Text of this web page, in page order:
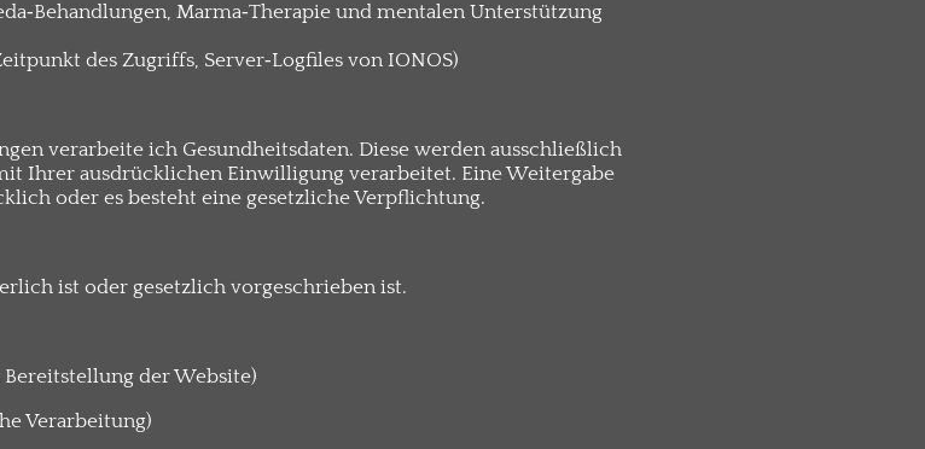
Marma‑Therapie und mentalen Unterstützung
des Zugriffs, Server‑Logfiles von IONOS)
verarbeite ich Gesundheitsdaten. Diese werden ausschließlich
Ihrer ausdrücklichen Einwilligung verarbeitet. Eine Weitergabe
oder es besteht eine gesetzliche Verpflichtung.
ist oder gesetzlich vorgeschrieben ist.
der Website)
Verarbeitung)